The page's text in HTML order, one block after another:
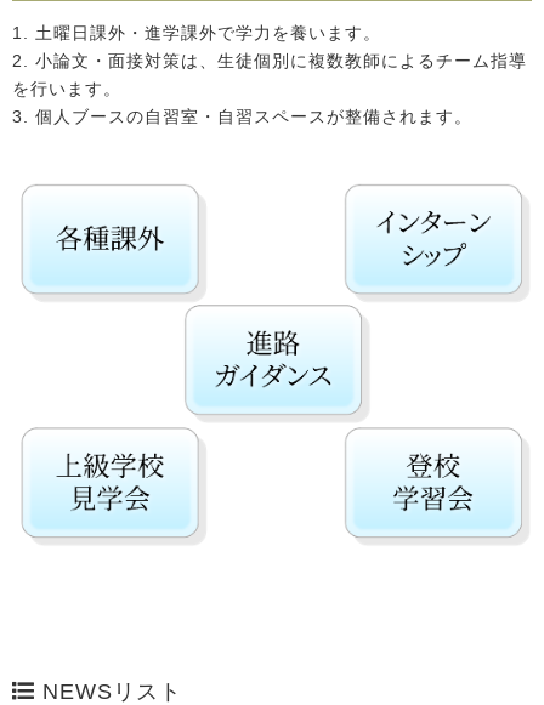
1. 土曜日課外・進学課外で学力を養います。
2. 小論文・面接対策は、生徒個別に複数教師によるチーム指導
を行います。
3. 個人ブースの自習室・自習スペースが整備されます。
NEWSリスト